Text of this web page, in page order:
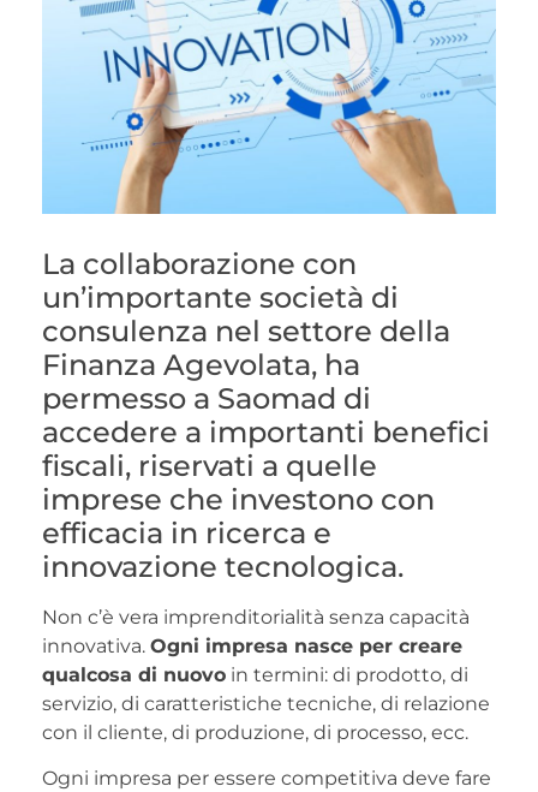
La collaborazione con
un’importante società di
consulenza nel settore della
Finanza Agevolata, ha
permesso a Saomad di
accedere a importanti benefici
fiscali, riservati a quelle
imprese che investono con
efficacia in ricerca e
innovazione tecnologica.
Non c’è vera imprenditorialità senza capacità
innovativa. Ogni impresa nasce per creare
qualcosa di nuovo in termini: di prodotto, di
servizio, di caratteristiche tecniche, di relazione
con il cliente, di produzione, di processo, ecc.
Ogni impresa per essere competitiva deve fare